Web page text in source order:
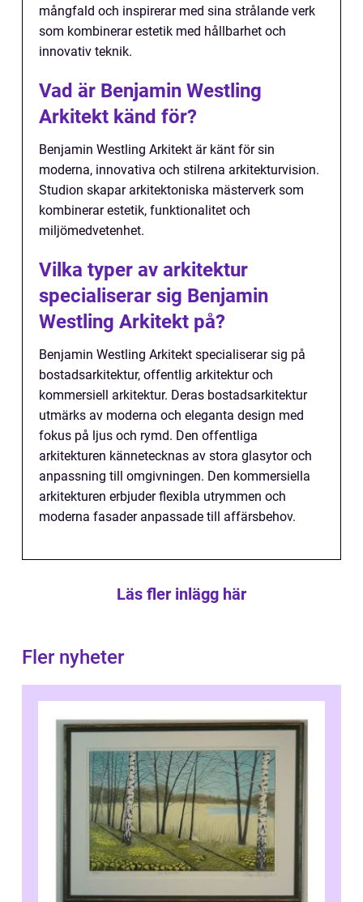
mångfald och inspirerar med sina strålande verk
som kombinerar estetik med hållbarhet och
innovativ teknik.
Vad är Benjamin Westling
Arkitekt känd för?
Benjamin Westling Arkitekt är känt för sin
moderna, innovativa och stilrena arkitekturvision.
Studion skapar arkitektoniska mästerverk som
kombinerar estetik, funktionalitet och
miljömedvetenhet.
Vilka typer av arkitektur
specialiserar sig Benjamin
Westling Arkitekt på?
Benjamin Westling Arkitekt specialiserar sig på
bostadsarkitektur, offentlig arkitektur och
kommersiell arkitektur. Deras bostadsarkitektur
utmärks av moderna och eleganta design med
fokus på ljus och rymd. Den offentliga
arkitekturen kännetecknas av stora glasytor och
anpassning till omgivningen. Den kommersiella
arkitekturen erbjuder flexibla utrymmen och
moderna fasader anpassade till affärsbehov.
Läs fler inlägg här
Fler nyheter